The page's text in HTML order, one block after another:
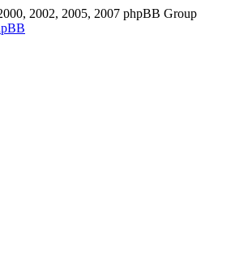
2002, 2005, 2007 phpBB Group